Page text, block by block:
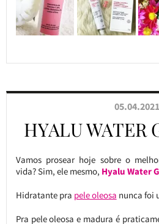
05.04.2021
HYALU WATER
Vamos prosear hoje sobre o
vida? Sim, ele mesmo, Hyalu Water
Hidratante pra pele oleosa nunca foi
Pra pele oleosa e madura é